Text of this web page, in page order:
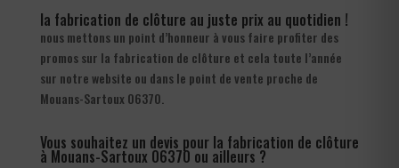
la fabrication de clôture au juste prix au quotidien !
nous mettons un point d’honneur à vous faire profiter des
promos sur la fabrication de clôture et cela toute l’année
sur notre website ou dans le point de vente proche de
Mouans-Sartoux 06370.
Vous souhaitez un devis pour la fabrication de clôture
à Mouans-Sartoux 06370 ou ailleurs ?